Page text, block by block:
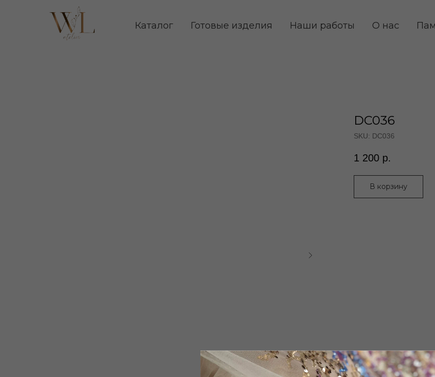
Каталог Готовые изделия Наши работы О нас
DC036
SKU: DC036
1 200 р.
В корзину